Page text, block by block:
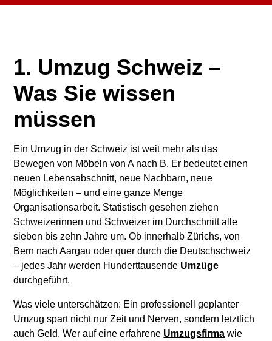
1. Umzug Schweiz –
Was Sie wissen
müssen
Ein Umzug in der Schweiz ist weit mehr als das
Bewegen von Möbeln von A nach B. Er bedeutet einen
neuen Lebensabschnitt, neue Nachbarn, neue
Möglichkeiten – und eine ganze Menge
Organisationsarbeit. Statistisch gesehen ziehen
Schweizerinnen und Schweizer im Durchschnitt alle
sieben bis zehn Jahre um. Ob innerhalb Zürichs, von
Bern nach Aargau oder quer durch die Deutschschweiz
– jedes Jahr werden Hunderttausende Umzüge
durchgeführt.
Was viele unterschätzen: Ein professionell geplanter
Umzug spart nicht nur Zeit und Nerven, sondern letztlich
auch Geld. Wer auf eine erfahrene Umzugsfirma wie